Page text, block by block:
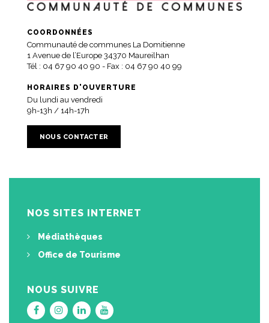
COORDONNÉES
Communauté de communes La Domitienne
1 Avenue de l’Europe 34370 Maureilhan
Tél : 04 67 90 40 90 - Fax : 04 67 90 40 99
HORAIRES D'OUVERTURE
Du lundi au vendredi
9h-13h / 14h-17h
NOUS CONTACTER
NOS SITES INTERNET
Médiathèques
Office de Tourisme
NOUS SUIVRE
Lien
vers
Lien
vers
Lien
vers
Lien
vers